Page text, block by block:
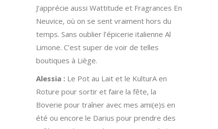
J’apprécie aussi Wattitude et Fragrances En
Neuvice, où on se sent vraiment hors du
temps. Sans oublier l’épicerie italienne Al
Limone. C’est super de voir de telles
boutiques à Liège.
Alessia : Le Pot au Lait et le KulturA en
Roture pour sortir et faire la fête, la
Boverie pour traîner avec mes ami(e)s en
été ou encore le Darius pour prendre des